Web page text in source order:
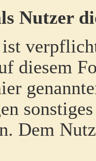
Nutzer
diesem
Dem